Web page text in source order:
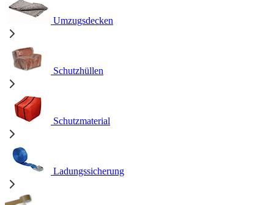
Umzugsdecken
Schutzhüllen
Schutzmaterial
Ladungssicherung